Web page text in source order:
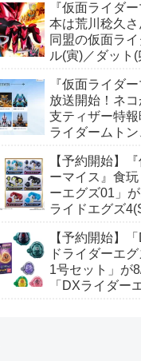
ッシュ、ジャ
イ/ショットボ
も！
『仮面ライダ
本は荒川稔久
同盟の仮面ラ
ル(寅)／ダット
尾達臣のキャ
トリガーのア
さんも変身！
『仮面ライダ
放送開始！ネ
支ティザー特
ライダームト
開！ライダー
巳午未申酉戌
人⁉
【予約開始】
ーマイス』食
ーエグズ01」が
ライドエグズ
ズ、カイザ、
ィエンドシー
【予約開始】
ドライダーエ
1号セット」が
「DXライダー